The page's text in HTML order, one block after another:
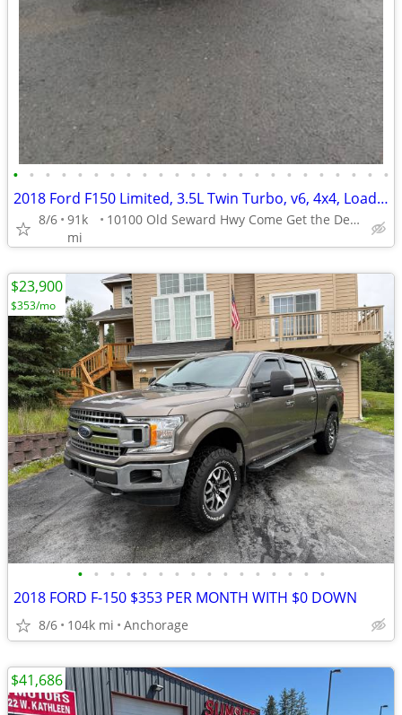
• • • • • • • • • • • • • • • • • • • • • • • •
2018 Ford F150 Limited, 3.5L Twin Turbo, v6, 4x4, Loaded, New Tires!!!
8/6 91k
mi
10100 Old Seward Hwy Come Get the Dependable Deal!!
• • • • • • • • • • • • • • • •
2018 FORD F-150 $353 PER MONTH WITH $0 DOWN
8/6 104k mi Anchorage
$23,900
$353/mo
$41,686